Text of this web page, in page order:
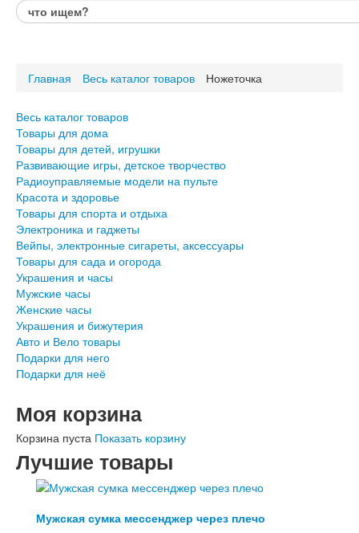
Каталог товаров
Товары для детей, игрушки
Радиоуправляемые модели на пульте
Красота и здоровье
Товары для спорта и отдыха
Электроника и гаджеты
Вейпы, электронные сигареты, аксессуары
Товары для сада и огорода
Украшения и часы
Мужские часы
Женские часы
Украшения и бижутерия
Авто и Вело товары
Подарки для него
Подарки для неё
Главная Весь каталог товаров Ножеточка
Весь каталог товаров
Товары для дома
Товары для детей, игрушки
Развивающие игры, детское творчество
Радиоуправляемые модели на пульте
Красота и здоровье
Товары для спорта и отдыха
Электроника и гаджеты
Вейпы, электронные сигареты, аксессуары
Товары для сада и огорода
Украшения и часы
Мужские часы
Женские часы
Украшения и бижутерия
Авто и Вело товары
Подарки для него
Подарки для неё
Моя корзина
Корзина пуста Показать корзину
Лучшие товары
Мужская сумка мессенджер через плечо